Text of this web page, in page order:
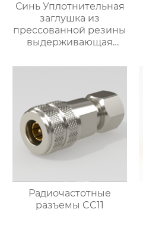
Синь Уплотнительная
заглушка из
прессованной резины
выдерживающая
Радиочастотные
разъемы CC11